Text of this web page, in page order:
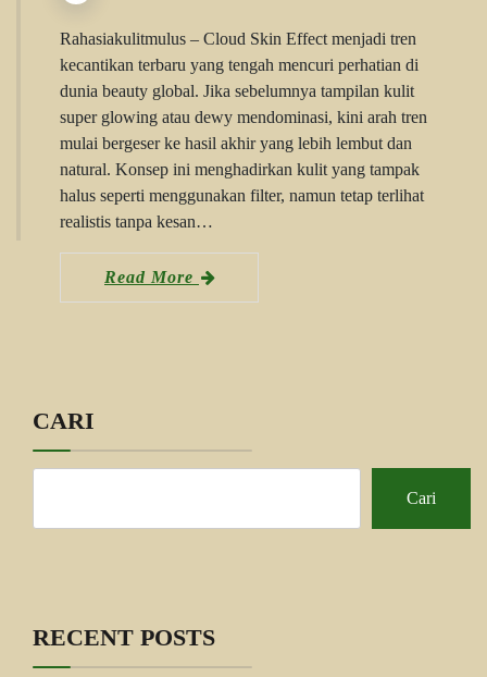
Rahasiakulitmulus – Cloud Skin Effect menjadi tren
kecantikan terbaru yang tengah mencuri perhatian di
dunia beauty global. Jika sebelumnya tampilan kulit
super glowing atau dewy mendominasi, kini arah tren
mulai bergeser ke hasil akhir yang lebih lembut dan
natural. Konsep ini menghadirkan kulit yang tampak
halus seperti menggunakan filter, namun tetap terlihat
realistis tanpa kesan…
Read More
CARI
Cari
RECENT POSTS